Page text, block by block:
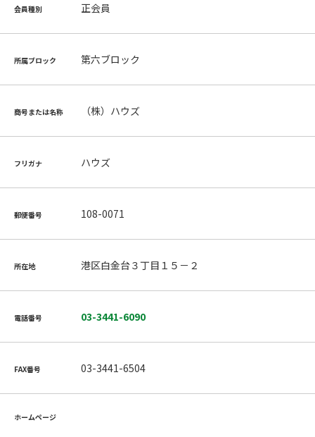
会員種別 正会員
所属ブロック 第六ブロック
商号または名称 （株）ハウズ
フリガナ ハウズ
郵便番号 108-0071
所在地 港区白金台３丁目１５－２
電話番号 03-3441-6090
FAX番号 03-3441-6504
ホームページ